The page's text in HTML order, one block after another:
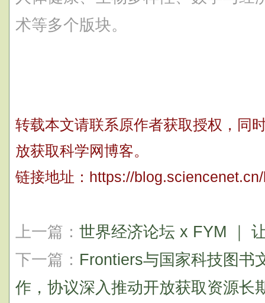
术等多个版块。
转载本文请联系原作者获取授权，同
放获取科学网博客。
链接地址： https://
上一篇： 世界经济论坛 x FYM ｜
下一篇： Frontiers与国家科技图书
作，协议深入推动开放获取资源长